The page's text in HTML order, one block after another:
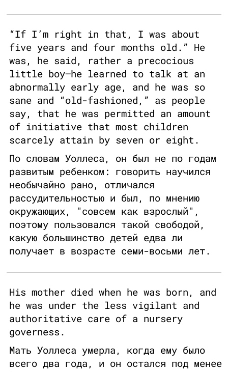
“If I’m right in that, I was about
five years and four months old.” He
was, he said, rather a precocious
little boy—he learned to talk at an
abnormally early age, and he was so
sane and “old-fashioned,” as people
say, that he was permitted an amount
of initiative that most children
scarcely attain by seven or eight.
По словам Уоллеса, он был не по годам
развитым ребенком: говорить научился
необычайно рано, отличался
рассудительностью и был, по мнению
окружающих, "совсем как взрослый",
поэтому пользовался такой свободой,
какую большинство детей едва ли
получает в возрасте семи-восьми лет.
His mother died when he was born, and
he was under the less vigilant and
authoritative care of a nursery
governess.
Мать Уоллеса умерла, когда ему было
всего два года, и он остался под менее